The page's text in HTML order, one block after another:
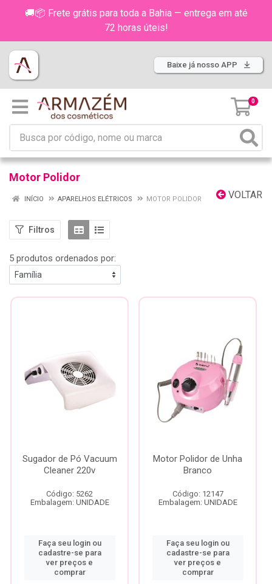
🚚📦 Frete grátis para toda a Bahia — entrega em até
72 horas úteis!
Baixe já nosso APP
0
Motor Polidor
VOLTAR
INÍCIO APARELHOS ELÉTRICOS MOTOR POLIDOR
Filtros
5 produtos ordenados por:
Sugador de Pó Vacuum
Cleaner 220v
Código: 5262
Embalagem: UNIDADE
Faça seu login ou
cadastre-se para
ver preços e
comprar
Motor Polidor de Unha
Branco
Código: 12147
Embalagem: UNIDADE
Faça seu login ou
cadastre-se para
ver preços e
comprar